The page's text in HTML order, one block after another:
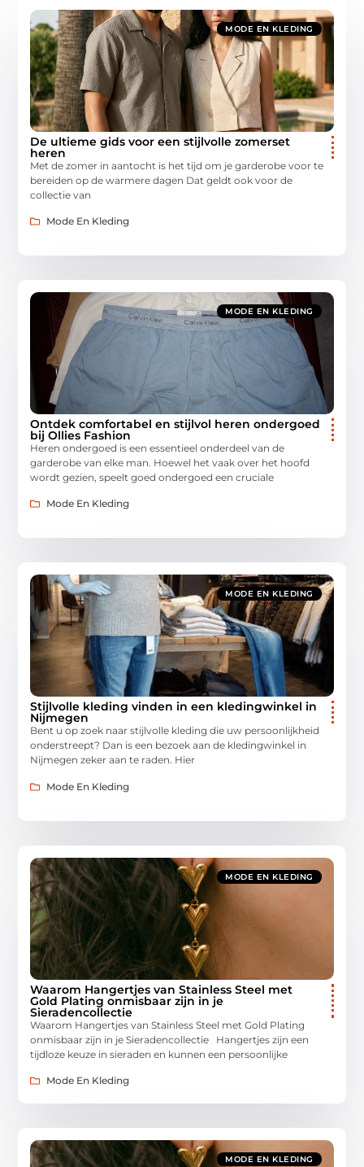
MODE EN KLEDING
De ultieme gids voor een stijlvolle zomerset
heren
Met de zomer in aantocht is het tijd om je garderobe voor te
bereiden op de warmere dagen Dat geldt ook voor de
collectie van
Mode En Kleding
MODE EN KLEDING
Ontdek comfortabel en stijlvol heren ondergoed
bij Ollies Fashion
Heren ondergoed is een essentieel onderdeel van de
garderobe van elke man. Hoewel het vaak over het hoofd
wordt gezien, speelt goed ondergoed een cruciale
Mode En Kleding
MODE EN KLEDING
Stijlvolle kleding vinden in een kledingwinkel in
Nijmegen
Bent u op zoek naar stijlvolle kleding die uw persoonlijkheid
onderstreept? Dan is een bezoek aan de kledingwinkel in
Nijmegen zeker aan te raden. Hier
Mode En Kleding
MODE EN KLEDING
Waarom Hangertjes van Stainless Steel met
Gold Plating onmisbaar zijn in je
Sieradencollectie
Waarom Hangertjes van Stainless Steel met Gold Plating
onmisbaar zijn in je Sieradencollectie Hangertjes zijn een
tijdloze keuze in sieraden en kunnen een persoonlijke
Mode En Kleding
MODE EN KLEDING